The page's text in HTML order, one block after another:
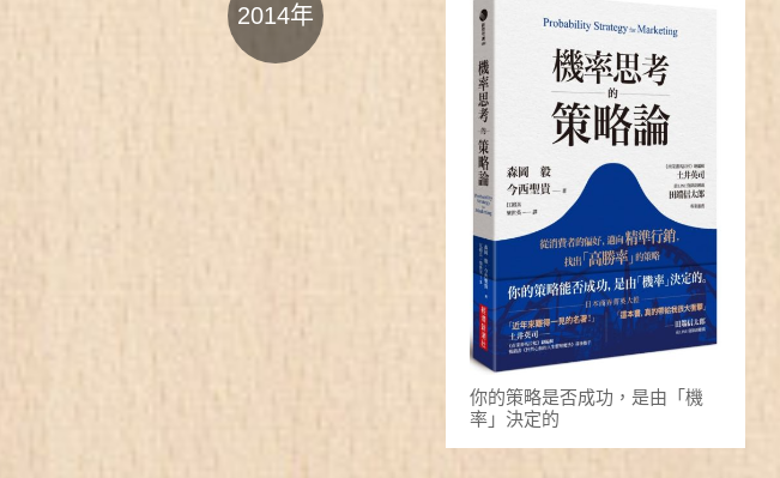
2014年
你的策略是否成功，是由「機
率」決定的